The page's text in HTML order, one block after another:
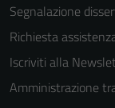
Segnalazione
Richiesta
Iscriviti alla
Amministrazione